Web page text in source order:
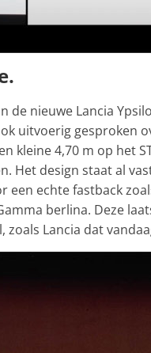
de nieuwe Lancia
uitvoerig gesproken
kleine 4,70 m op het
Het design staat al
een echte fastback
berlina. Deze
zoals Lancia dat